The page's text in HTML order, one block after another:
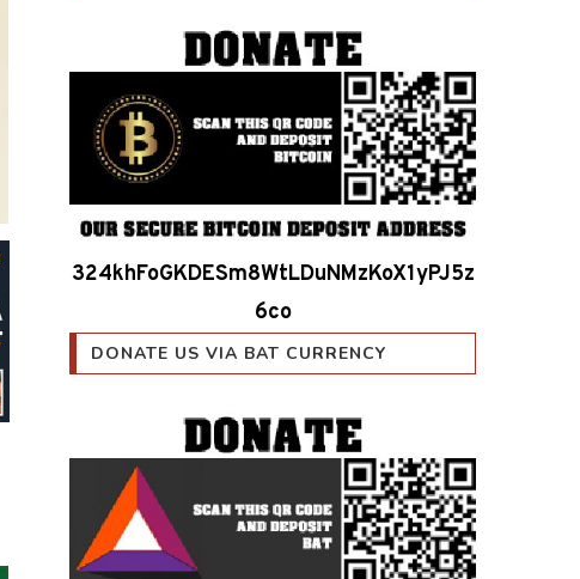
324khFoGKDESm8WtLDuNMzKoX1yPJ5z
6co
DONATE US VIA BAT CURRENCY